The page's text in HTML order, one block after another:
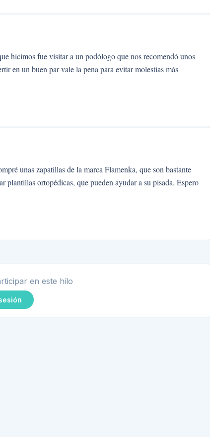
hicimos fue visitar a un podólogo que nos recomendó unos
en un buen par vale la pena para evitar molestias más
unas zapatillas de la marca Flamenka, que son bastante
plantillas ortopédicas, que pueden ayudar a su pisada. Espero
en este hilo